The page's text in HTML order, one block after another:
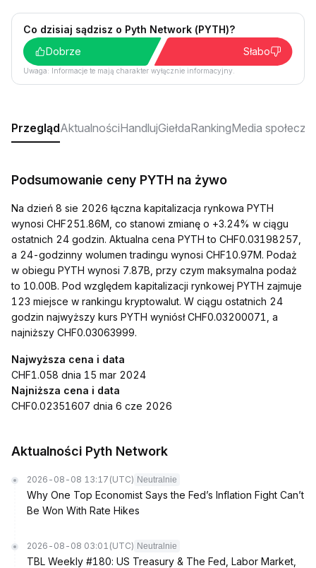
Co dzisiaj sądzisz o Pyth Network (PYTH)?
Dobrze
Słabo
Uwaga: Informacje te mają charakter wyłącznie informacyjny.
PrzeglądAktualnościHandlujGiełdaRankingMedia
Podsumowanie ceny PYTH na żywo
Na dzień 8 sie 2026 łączna kapitalizacja rynkowa PYTH
wynosi CHF251.86M, co stanowi zmianę o +3.24% w ciągu
ostatnich 24 godzin. Aktualna cena PYTH to CHF0.03198257,
a 24-godzinny wolumen tradingu wynosi CHF10.97M. Podaż
w obiegu PYTH wynosi 7.87B, przy czym maksymalna podaż
to 10.00B. Pod względem kapitalizacji rynkowej PYTH zajmuje
123 miejsce w rankingu kryptowalut. W ciągu ostatnich 24
godzin najwyższy kurs PYTH wyniósł CHF0.03200071, a
najniższy CHF0.03063999.
Najwyższa cena i data
CHF1.058 dnia 15 mar 2024
Najniższa cena i data
CHF0.02351607 dnia 6 cze 2026
Aktualności Pyth Network
2026-08-08 13:17 (UTC) Neutralnie
Why One Top Economist Says the Fed’s Inflation Fight Can’t
Be Won With Rate Hikes
2026-08-08 03:01 (UTC) Neutralnie
TBL Weekly #180: US Treasury & The Fed, Labor Market,